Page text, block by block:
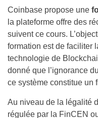
Coinbase propose une
la plateforme offre des
suivent ce cours.
formation est de faciliter
technologie de
donné que l’ignorance
ce système constitue un
Au niveau de la légalité
régulée par la FinCEN